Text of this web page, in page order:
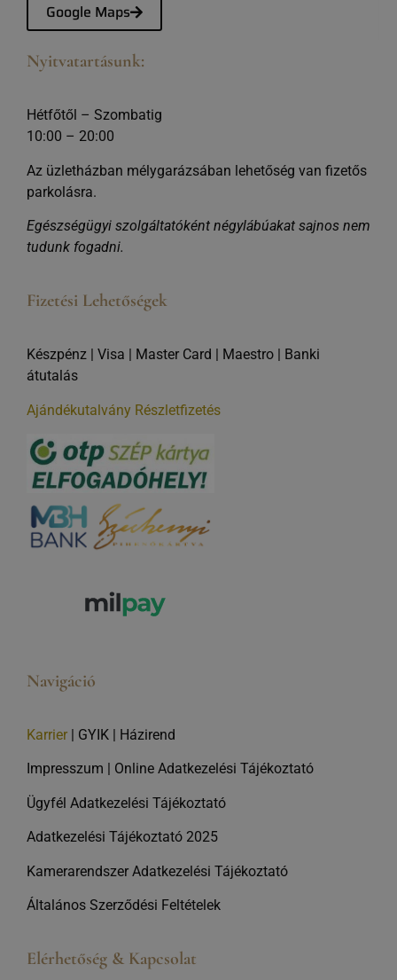
Google Maps
Nyitvatartásunk:
Hétfőtől – Szombatig
10:00 – 20:00
Az üzletházban mélygarázsában lehetőség van fizetős
parkolásra.
Egészségügyi szolgáltatóként négylábúakat sajnos nem
tudunk fogadni.
Fizetési Lehetőségek
Készpénz | Visa | Master Card | Maestro | Banki
átutalás
Ajándékutalvány Részletfizetés
Navigáció
Karrier | GYIK | Házirend
Impresszum Online Adatkezelési Tájékoztató
Ügyfél Adatkezelési Tájékoztató
Adatkezelési Tájékoztató 2025
Kamerarendszer Adatkezelési Tájékoztató
Általános Szerződési Feltételek
Elérhetőség & Kapcsolat